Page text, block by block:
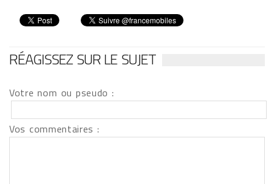
RÉAGISSEZ SUR LE SUJET
Votre nom ou pseudo :
Vos commentaires :